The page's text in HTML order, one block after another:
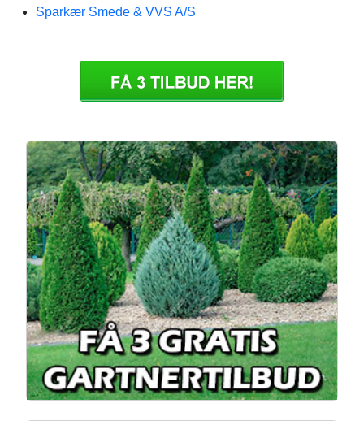
Sparkær Smede & VVS A/S